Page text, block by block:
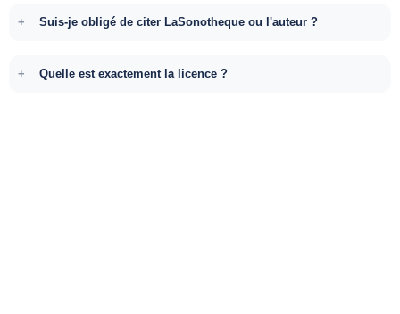
Suis-je obligé de citer LaSonotheque ou l'auteur ?
Quelle est exactement la licence ?